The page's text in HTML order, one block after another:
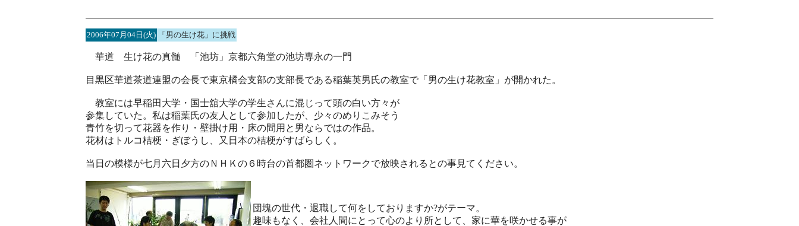
2006年07月04日(火) 「男の生け花」に挑戦
華道 生け花の真髄 「池坊」京都六角堂の池坊専永の一門
目黒区華道茶道連盟の会長で東京橘会支部の支部長である稲葉英男氏の教室で「男の生け花教室」が開かれた。
教室には早稲田大学・国士舘大学の学生さんに混じって頭の白い方々が
参集していた。私は稲葉氏の友人として参加したが、少々のめりこみそう
青竹を切って花器を作り・壁掛け用・床の間用と男ならではの作品。
花材はトルコ桔梗・ぎぼうし、又日本の桔梗がすばらしく。
当日の模様が七月六日夕方のＮＨＫの６時台の首都圏ネットワークで放映されるとの事見てください。
団塊の世代・退職して何をしておりますか?がテーマ。
趣味もなく、会社人間にとって心のより所として、家に華を咲かせる事が